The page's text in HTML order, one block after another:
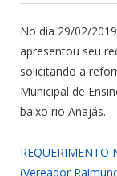
No dia 29/02/
apresentou seu
solicitando a
Municipal de
baixo rio Anajás.
REQUERIMENTO
(Vereador